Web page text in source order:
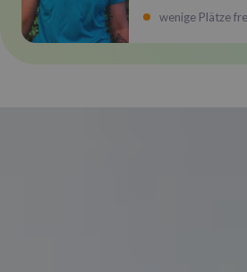
wenige Plätze